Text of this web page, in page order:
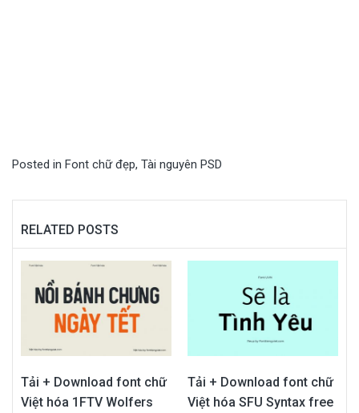
Posted in Font chữ đẹp, Tài nguyên PSD
RELATED POSTS
Tải + Download font chữ
Việt hóa 1FTV Wolfers
Tải + Download font chữ
Việt hóa SFU Syntax free